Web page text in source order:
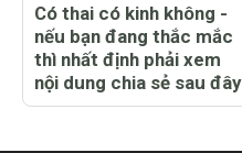
Có thai có kinh không -
nếu bạn đang thắc mắc
thì nhất định phải xem
nội dung chia sẻ sau đây